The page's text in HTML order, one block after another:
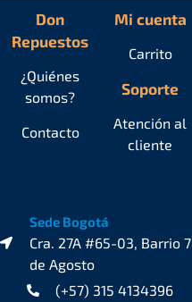
Don
Repuestos
¿Quiénes
somos?
Contacto
Mi cuenta
Carrito
Soporte
Atención al
cliente
Sede Bogotá
Cra. 27A #65-03, Barrio 7
de Agosto
(+57) 315 4134396